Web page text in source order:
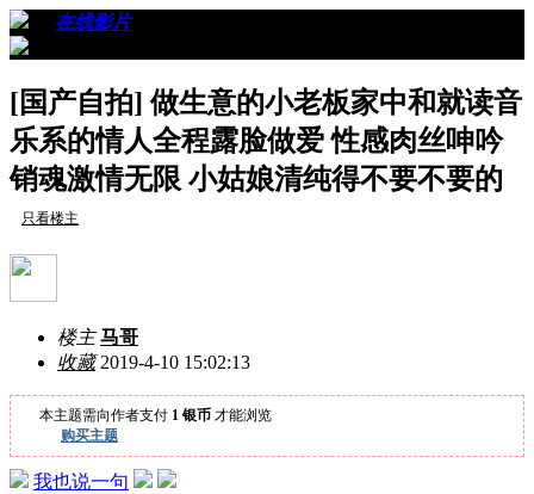
在线影片
[国产自拍] 做生意的小老板家中和就读音
乐系的情人全程露脸做爱 性感肉丝呻吟
销魂激情无限 小姑娘清纯得不要不要的
只看楼主
楼主 马哥
收藏2019-4-10 15:02:13
本主题需向作者支付 1 银币 才能浏览
购买主题
我也说一句